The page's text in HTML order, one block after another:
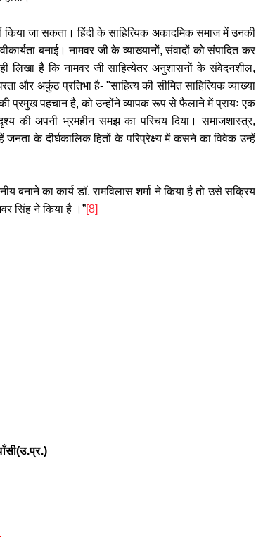
जा सकता। हिंदी के साहित्यिक अकादमिक समाज में उनकी
बनाई। नामवर जी के व्याख्यानों, संवादों को संपादित कर
लिखा है कि नामवर जी साहित्येतर अनुशासनों के संवेदनशील,
और अकुंठ प्रतिभा है- "साहित्य की सीमित साहित्यिक व्याख्या
की प्रमुख पहचान है, को उन्होंने व्यापक रूप से फैलाने में प्रायः एक
की अपनी भ्रमहीन समझ का परिचय दिया। समाजशास्त्र,
के दीर्घकालिक हितों के परिप्रेक्ष्य में कसने का विवेक उन्हें
बनाने का कार्य डॉ. रामविलास शर्मा ने किया है तो उसे सक्रिय
सिंह ने किया है ।”[8]